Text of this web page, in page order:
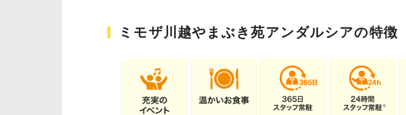
ミモザ川越やまぶき苑アンダルシアの特徴